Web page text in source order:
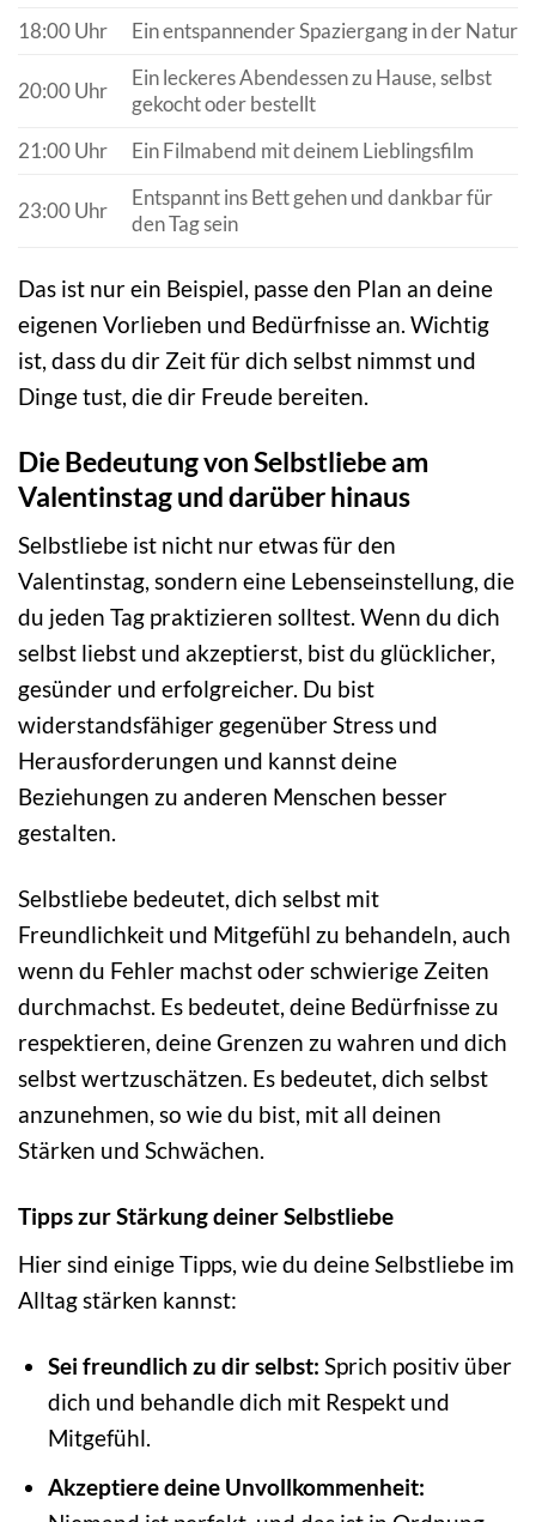
18:00 Uhr
Ein entspannender Spaziergang in der Natur
20:00 Uhr
Ein leckeres Abendessen zu Hause, selbst
gekocht oder bestellt
21:00 Uhr
Ein Filmabend mit deinem Lieblingsfilm
23:00 Uhr
Entspannt ins Bett gehen und dankbar für
den Tag sein
Das ist nur ein Beispiel, passe den Plan an deine
eigenen Vorlieben und Bedürfnisse an. Wichtig
ist, dass du dir Zeit für dich selbst nimmst und
Dinge tust, die dir Freude bereiten.
Die Bedeutung von Selbstliebe am
Valentinstag und darüber hinaus
Selbstliebe ist nicht nur etwas für den
Valentinstag, sondern eine Lebenseinstellung, die
du jeden Tag praktizieren solltest. Wenn du dich
selbst liebst und akzeptierst, bist du glücklicher,
gesünder und erfolgreicher. Du bist
widerstandsfähiger gegenüber Stress und
Herausforderungen und kannst deine
Beziehungen zu anderen Menschen besser
gestalten.
Selbstliebe bedeutet, dich selbst mit
Freundlichkeit und Mitgefühl zu behandeln, auch
wenn du Fehler machst oder schwierige Zeiten
durchmachst. Es bedeutet, deine Bedürfnisse zu
respektieren, deine Grenzen zu wahren und dich
selbst wertzuschätzen. Es bedeutet, dich selbst
anzunehmen, so wie du bist, mit all deinen
Stärken und Schwächen.
Tipps zur Stärkung deiner Selbstliebe
Hier sind einige Tipps, wie du deine Selbstliebe im
Alltag stärken kannst:
Sei freundlich zu dir selbst: Sprich positiv über
dich und behandle dich mit Respekt und
Mitgefühl.
Akzeptiere deine Unvollkommenheit: